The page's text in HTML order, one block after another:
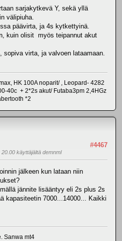
sarjakytkevä Y, sekä yllä
välipiuha.
päävirta, ja 4s kytkettyinä.
kuin olisit myös teipannut akut
virta, ja valvoen lataamaan.
HK 100A noparit/ , Leopard- 4282
40c + 2*2s akut/ Futaba3pm 2,4HGz
*2
#4467
käyttäjältä demnml
jälkeen kun lataan niin
jännite lisääntyy eli 2s plus 2s
kapasiteetin 7000...14000... Kaikki
Sanwa mt4